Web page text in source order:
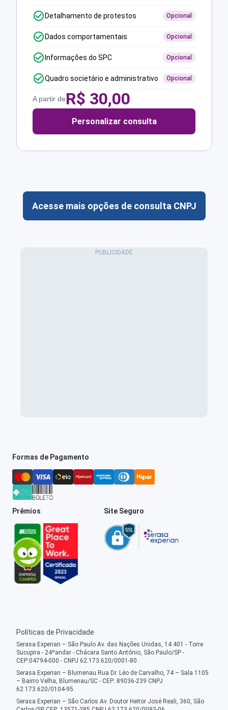
Detalhamento de protestos Opcional
Dados comportamentais Opcional
Informações do SPC Opcional
Quadro societário e administrativo Opcional
A partir deR$ 30,00
Personalizar consulta
Acesse mais opções de consulta CNPJ
Formas de Pagamento
Prêmios Site Seguro
Políticas de Privacidade
Serasa Experian – São Paulo Av. das Nações Unidas, 14.401 - Torre
Sucupira - 24ºandar - Chácara Santo Antônio, São Paulo/SP -
CEP:04794-000 - CNPJ 62.173.620/0001-80
Serasa Experian – Blumenau Rua Dr. Léo de Carvalho, 74 – Sala 1105
– Bairro Velha, Blumenau/SC - CEP: 89036-239 CNPJ
62.173.620/0104-95
Serasa Experian – São Carlos Av. Doutor Heitor José Reali, 360, São